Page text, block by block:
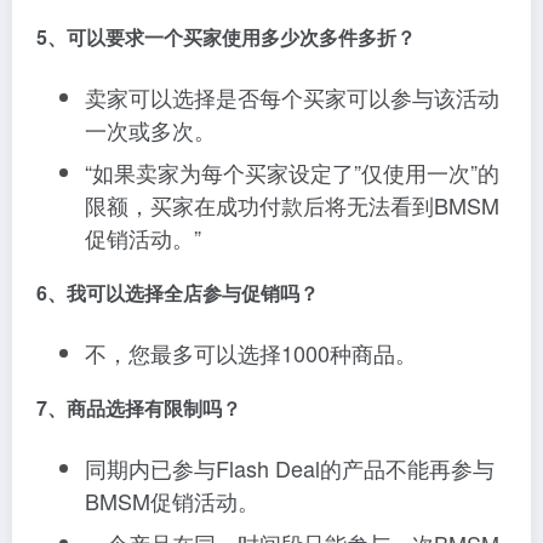
5、可以要求一个买家使用多少次多件多折？
卖家可以选择是否每个买家可以参与该活动
一次或多次。
“如果卖家为每个买家设定了”仅使用一次”的
限额，买家在成功付款后将无法看到BMSM
促销活动。”
6、我可以选择全店参与促销吗？
不，您最多可以选择1000种商品。
7、商品选择有限制吗？
同期内已参与Flash Deal的产品不能再参与
BMSM促销活动。